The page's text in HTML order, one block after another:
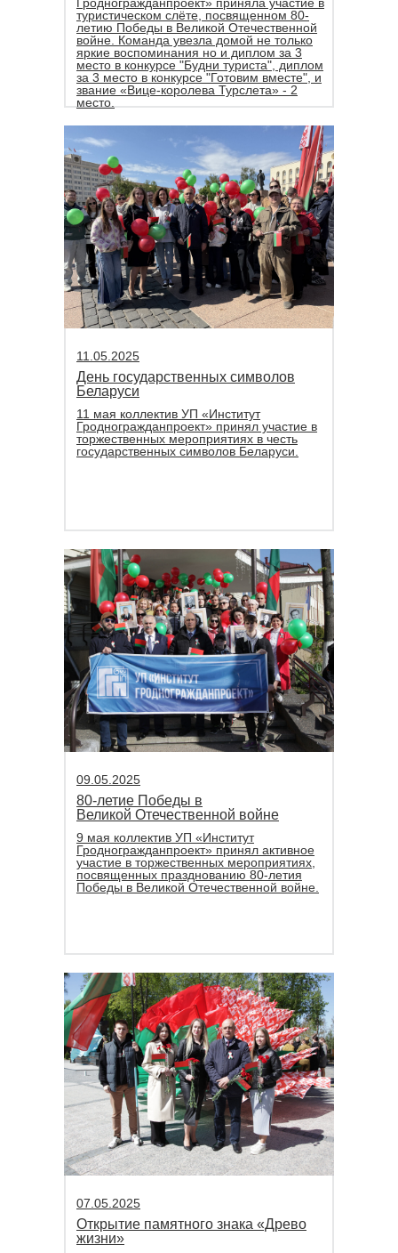
Открытие памятного знака «Древо
жизни»
07.05.2025
9 мая коллектив УП «Институт
Гродногражданпроект» принял активное
участие в торжественных мероприятиях,
посвященных празднованию 80-летия
Победы в Великой Отечественной войне.
80-летие Победы в
Великой Отечественной войне
09.05.2025
11 мая коллектив УП «Институт
Гродногражданпроект» принял участие в
торжественных мероприятиях в честь
государственных символов Беларуси.
День государственных символов
Беларуси
11.05.2025
туристическом слёте, посвященном 80-
летию Победы в Великой Отечественной
войне. Команда увезла домой не только
яркие воспоминания но и диплом за 3
место в конкурсе "Будни туриста", диплом
за 3 место в конкурсе "Готовим вместе", и
звание «Вице-королева Турслета» - 2
место.